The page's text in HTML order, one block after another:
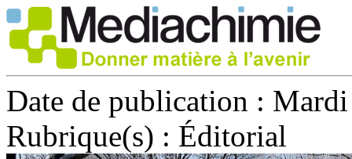
Date de publication :
Rubrique(s) : Éditorial